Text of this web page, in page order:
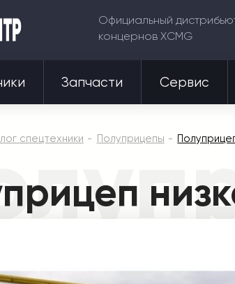
Официальный
концернов XCMG
Запчасти Сервис
спецтехники Полуприцепы